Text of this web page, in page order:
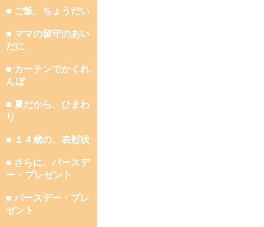
■ ご飯、ちょうだい
■ ママの留守のあい
だに
■ カーテンでかくれ
んぼ
■ 夏だから、ひまわ
り
■ １４歳の、表彰状
■ さらに、バースデ
ー・プレゼント
■ バースデー・プレ
ゼント